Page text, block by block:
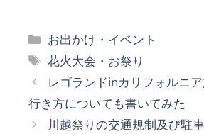
カ
テ
リ
ー
お出かけ・イベント
タ
グ
花火大会・お祭り
レゴランドinカリフォルニ
行き方についても書いてみた
川越祭りの交通規制及び駐